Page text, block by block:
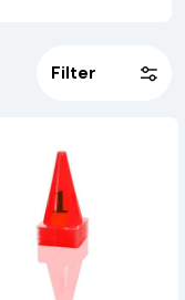
бара многу
брзини.
Filter